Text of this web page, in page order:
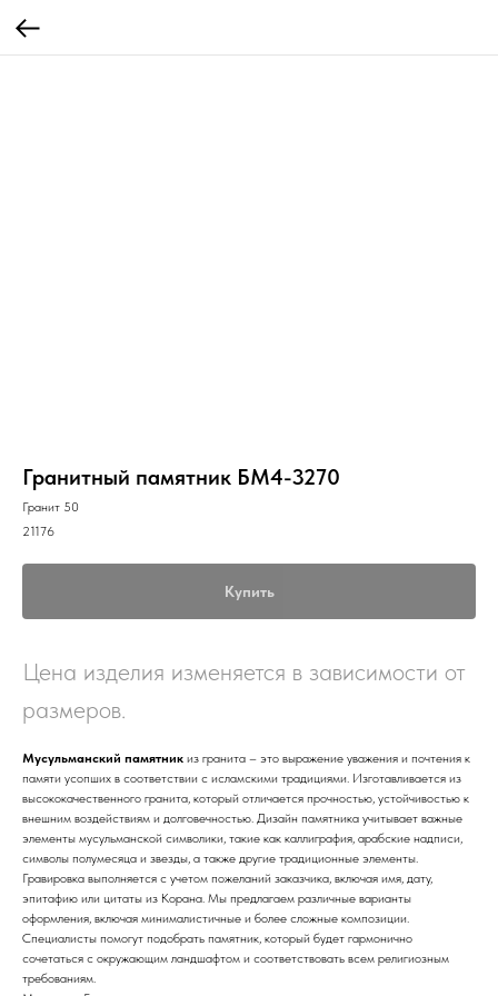
Гранитный памятник БМ4-3270
Гранит 50
21176
Купить
Цена изделия изменяется в зависимости от
размеров.
Мусульманский памятник из гранита – это выражение уважения и почтения к
памяти усопших в соответствии с исламскими традициями. Изготавливается из
высококачественного гранита, который отличается прочностью, устойчивостью к
внешним воздействиям и долговечностью. Дизайн памятника учитывает важные
элементы мусульманской символики, такие как каллиграфия, арабские надписи,
символы полумесяца и звезды, а также другие традиционные элементы.
Гравировка выполняется с учетом пожеланий заказчика, включая имя, дату,
эпитафию или цитаты из Корана. Мы предлагаем различные варианты
оформления, включая минималистичные и более сложные композиции.
Специалисты помогут подобрать памятник, который будет гармонично
сочетаться с окружающим ландшафтом и соответствовать всем религиозным
требованиям.